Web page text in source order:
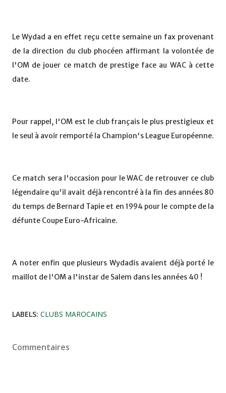
Le Wydad a en effet reçu cette semaine un fax provenant
de la direction du club phocéen affirmant la volontée de
l'OM de jouer ce match de prestige face au WAC à cette
date.
Pour rappel, l'OM est le club français le plus prestigieux et
le seul à avoir remporté la Champion's League Européenne.
Ce match sera l'occasion pour le WAC de retrouver ce club
légendaire qu'il avait déjà rencontré à la fin des années 80
du temps de Bernard Tapie et en 1994 pour le compte de la
défunte Coupe Euro-Africaine.
A noter enfin que plusieurs Wydadis avaient déjà porté le
maillot de l'OM a l'instar de Salem dans les années 40 !
LABELS: CLUBS MAROCAINS
Commentaires